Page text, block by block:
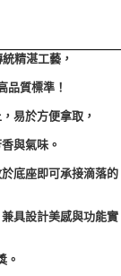
直營門市／銀行轉
將買賣／分期付款
款。
商店將以您的個人
集、處理及利用，
更正。
AFTEE先享後付」
可透過四大超商／
。
取消訂單，請聯絡
「AFTEE先享後付
home
付」服務完成之交
關給付款項請求債
精湛工藝，
品質標準！
易於方便拿取，
與氣味。
底座即可承接滴落的
具設計美感與功能實
。